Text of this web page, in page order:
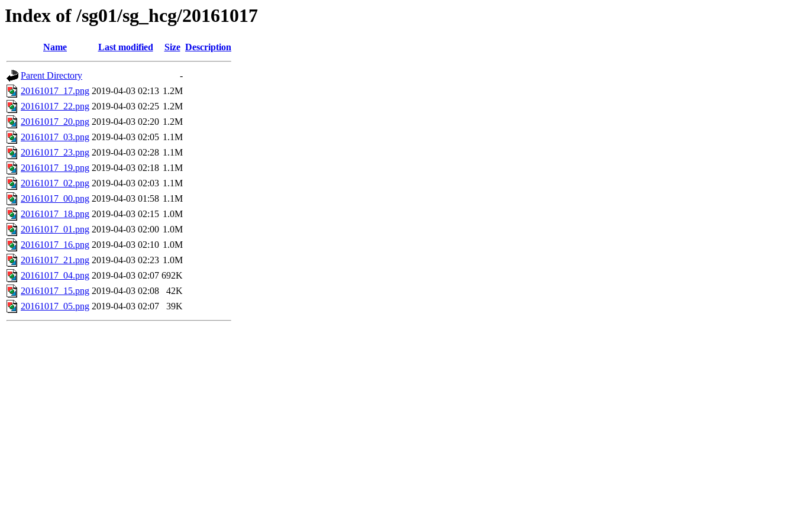
Index of /sg01/sg_hcg/20161017
Name Last modified Size Description
Parent Directory
-
20161017_17.png 2019-04-03 02:13 1.2M
20161017_22.png 2019-04-03 02:25 1.2M
20161017_20.png 2019-04-03 02:20 1.2M
20161017_03.png 2019-04-03 02:05 1.1M
20161017_23.png 2019-04-03 02:28 1.1M
20161017_19.png 2019-04-03 02:18 1.1M
20161017_02.png 2019-04-03 02:03 1.1M
20161017_00.png 2019-04-03 01:58 1.1M
20161017_18.png 2019-04-03 02:15 1.0M
20161017_01.png 2019-04-03 02:00 1.0M
20161017_16.png 2019-04-03 02:10 1.0M
20161017_21.png 2019-04-03 02:23 1.0M
20161017_04.png 2019-04-03 02:07 692K
20161017_15.png 2019-04-03 02:08
42K
20161017_05.png 2019-04-03 02:07 39K